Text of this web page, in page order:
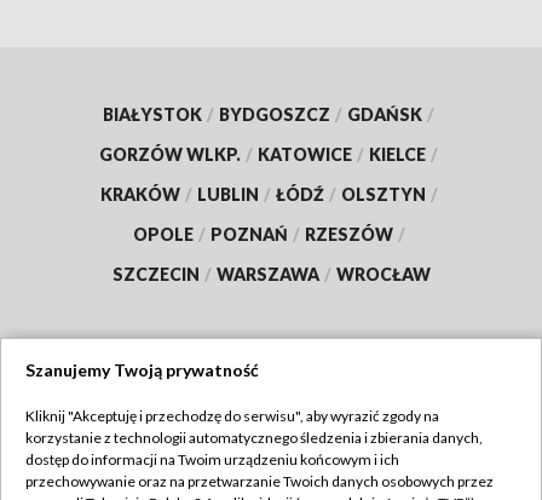
BIAŁYSTOK / BYDGOSZCZ / GDAŃSK /
GORZÓW WLKP. / KATOWICE / KIELCE /
KRAKÓW / LUBLIN / ŁÓDŹ / OLSZTYN /
OPOLE / POZNAŃ / RZESZÓW /
SZCZECIN / WARSZAWA / WROCŁAW
TVP
Abonament TVP
Regulamin TVP
Szanujemy Twoją prywatność
Kliknij "Akceptuję i przechodzę do serwisu", aby wyrazić zgody na
korzystanie z technologii automatycznego śledzenia i zbierania danych,
dostęp do informacji na Twoim urządzeniu końcowym i ich
przechowywanie oraz na przetwarzanie Twoich danych osobowych przez